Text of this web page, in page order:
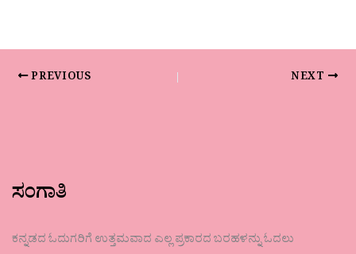
PREVIOUS NEXT
ಸಂಗಾತಿ
ಕನ್ನಡದ ಓದುಗರಿಗೆ ಉತ್ತಮವಾದ ಎಲ್ಲ ಪ್ರಕಾರದ ಬರಹಳನ್ನು ಓದಲು